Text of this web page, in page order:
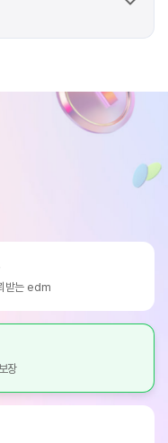
받는 edm
장